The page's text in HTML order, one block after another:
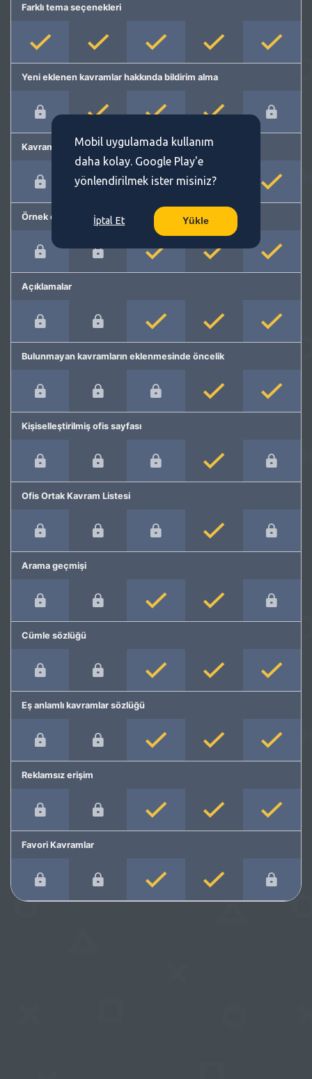
Farklı tema seçenekleri
Yeni eklenen kavramlar hakkında bildirim alma
Kavram önerme
Örnek cümleler
Açıklamalar
Bulunmayan kavramların eklenmesinde öncelik
Kişiselleştirilmiş ofis sayfası
Ofis Ortak Kavram Listesi
Arama geçmişi
Cümle sözlüğü
Eş anlamlı kavramlar sözlüğü
Reklamsız erişim
Favori Kavramlar
Mobil uygulamada kullanım
daha kolay. Google Play'e
yönlendirilmek ister misiniz?
İptal Et Yükle